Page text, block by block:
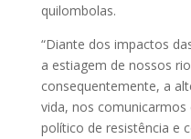
quilombolas.
“Diante dos impactos
a estiagem de nossos
consequentemente, a
vida, nos
político de resistência e